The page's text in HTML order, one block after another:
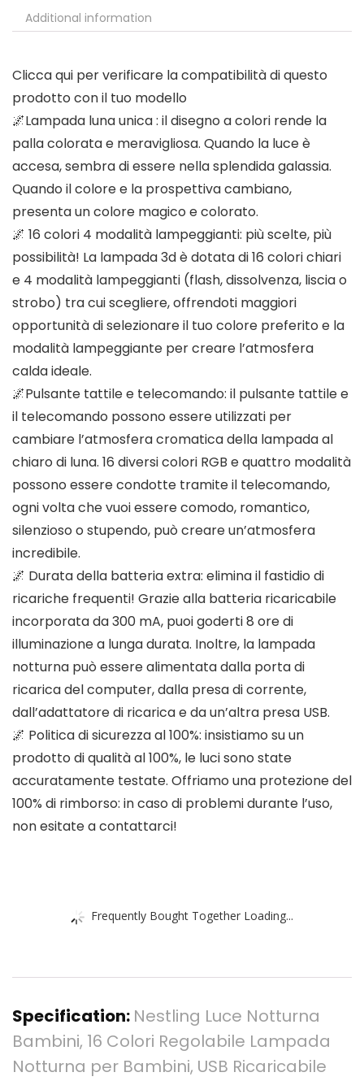
Additional information
Clicca qui per verificare la compatibilità di questo
prodotto con il tuo modello
🌌Lampada luna unica : il disegno a colori rende la
palla colorata e meravigliosa. Quando la luce è
accesa, sembra di essere nella splendida galassia.
Quando il colore e la prospettiva cambiano,
presenta un colore magico e colorato.
🌌 16 colori 4 modalità lampeggianti: più scelte, più
possibilità! La lampada 3d è dotata di 16 colori chiari
e 4 modalità lampeggianti (flash, dissolvenza, liscia o
strobo) tra cui scegliere, offrendoti maggiori
opportunità di selezionare il tuo colore preferito e la
modalità lampeggiante per creare l’atmosfera
calda ideale.
🌌Pulsante tattile e telecomando: il pulsante tattile e
il telecomando possono essere utilizzati per
cambiare l’atmosfera cromatica della lampada al
chiaro di luna. 16 diversi colori RGB e quattro modalità
possono essere condotte tramite il telecomando,
ogni volta che vuoi essere comodo, romantico,
silenzioso o stupendo, può creare un’atmosfera
incredibile.
🌌 Durata della batteria extra: elimina il fastidio di
ricariche frequenti! Grazie alla batteria ricaricabile
incorporata da 300 mA, puoi goderti 8 ore di
illuminazione a lunga durata. Inoltre, la lampada
notturna può essere alimentata dalla porta di
ricarica del computer, dalla presa di corrente,
dall’adattatore di ricarica e da un’altra presa USB.
🌌 Politica di sicurezza al 100%: insistiamo su un
prodotto di qualità al 100%, le luci sono state
accuratamente testate. Offriamo una protezione del
100% di rimborso: in caso di problemi durante l’uso,
non esitate a contattarci!
Frequently Bought Together Loading...
Specification: Nestling Luce Notturna
Bambini, 16 Colori Regolabile Lampada
Notturna per Bambini, USB Ricaricabile